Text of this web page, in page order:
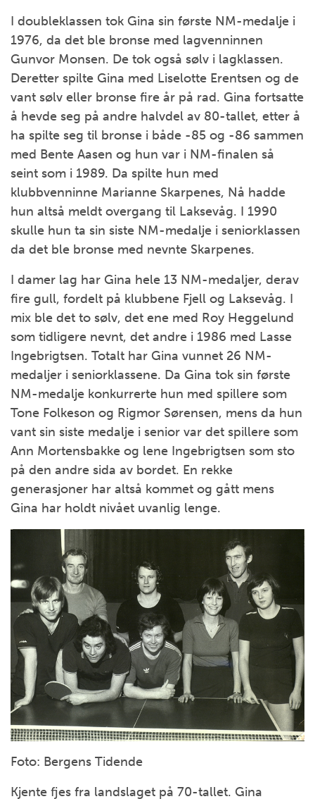
I doubleklassen tok Gina sin første NM-medalje i
1976, da det ble bronse med lagvenninnen
Gunvor Monsen. De tok også sølv i lagklassen.
Deretter spilte Gina med Liselotte Erentsen og de
vant sølv eller bronse fire år på rad. Gina fortsatte
å hevde seg på andre halvdel av 80-tallet, etter å
ha spilte seg til bronse i både -85 og -86 sammen
med Bente Aasen og hun var i NM-finalen så
seint som i 1989. Da spilte hun med
klubbvenninne Marianne Skarpenes, Nå hadde
hun altså meldt overgang til Laksevåg. I 1990
skulle hun ta sin siste NM-medalje i seniorklassen
da det ble bronse med nevnte Skarpenes.
I damer lag har Gina hele 13 NM-medaljer, derav
fire gull, fordelt på klubbene Fjell og Laksevåg. I
mix ble det to sølv, det ene med Roy Heggelund
som tidligere nevnt, det andre i 1986 med Lasse
Ingebrigtsen. Totalt har Gina vunnet 26 NM-
medaljer i seniorklassene. Da Gina tok sin første
NM-medalje konkurrerte hun med spillere som
Tone Folkeson og Rigmor Sørensen, mens da hun
vant sin siste medalje i senior var det spillere som
Ann Mortensbakke og lene Ingebrigtsen som sto
på den andre sida av bordet. En rekke
generasjoner har altså kommet og gått mens
Gina har holdt nivået uvanlig lenge.
Foto: Bergens Tidende
Kjente fjes fra landslaget på 70-tallet. Gina